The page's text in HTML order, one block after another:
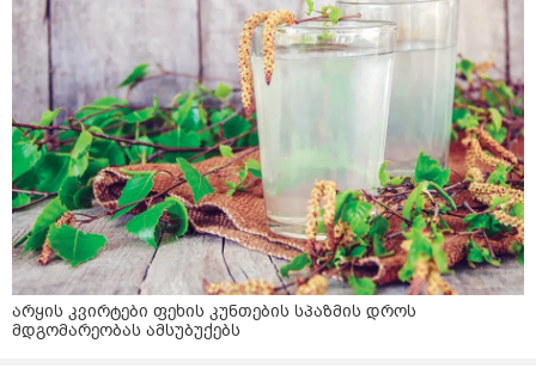
არყის კვირტები ფეხის კუნთების სპაზმის დროს
მდგომარეობას ამსუბუქებს